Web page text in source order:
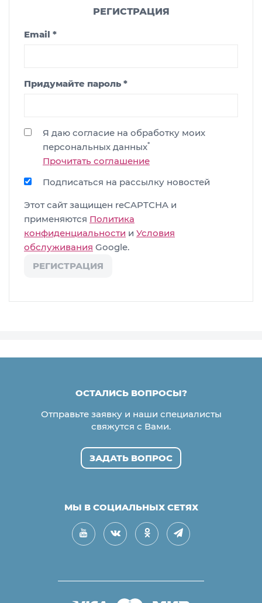
РЕГИСТРАЦИЯ
Email *
Придумайте пароль *
Я даю согласие на обработку моих
персональных данных*
Прочитать соглашение
Подписаться на рассылку новостей
Этот сайт защищен reCAPTCHA и
применяются Политика
конфиденциальности и Условия
обслуживания Google.
ОСТАЛИСЬ ВОПРОСЫ?
Отправьте заявку и наши специалисты
свяжутся с Вами.
ЗАДАТЬ ВОПРОС
МЫ В СОЦИАЛЬНЫХ СЕТЯХ